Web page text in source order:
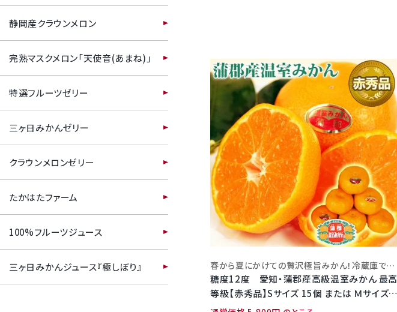
春から夏にかけての贅沢極旨みかん！冷蔵庫で冷やしてから食べると甘さが際立ち最高！
糖度12度 愛知・蒲郡産高級温室みかん 最高
等級【赤秀品】Sサイズ 15個 または Ｍサイズ
12個 (約1.1kg)化粧箱入り
静岡産クラウンメロン
完熟マスクメロン「天使音(あまね)」
特選フルーツゼリー
三ヶ日みかんゼリー
クラウンメロンゼリー
たかはたファーム
100%フルーツジュース
三ヶ日みかんジュース『極しぼり』